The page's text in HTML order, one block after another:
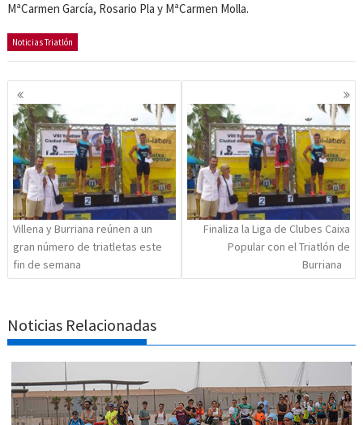
MªCarmen García, Rosario Pla y MªCarmen Molla.
Noticias Triatlón
Navegación
de
entradas
Villena y Burriana reúnen a un
gran número de triatletas este
fin de semana
Finaliza la Liga de Clubes Caixa
Popular con el Triatlón de
Burriana
Noticias Relacionadas